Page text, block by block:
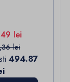
lei
lei
494.87